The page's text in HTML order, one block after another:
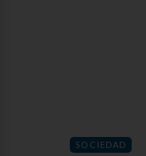
SOCIEDAD